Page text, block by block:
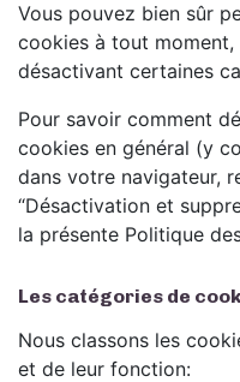
Vous pouvez bien sûr
cookies à tout
désactivant certaines
Pour savoir comment
cookies en général (y
dans votre navigateur,
“Désactivation et
la présente Politique
Les catégories de
Nous classons les
et de leur fonction: